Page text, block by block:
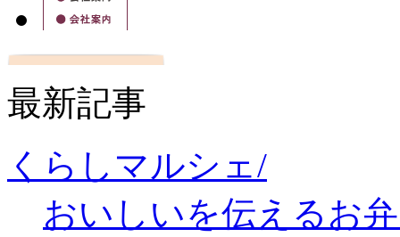
最新記事
くらしマルシェ/
おいしいを伝えるお